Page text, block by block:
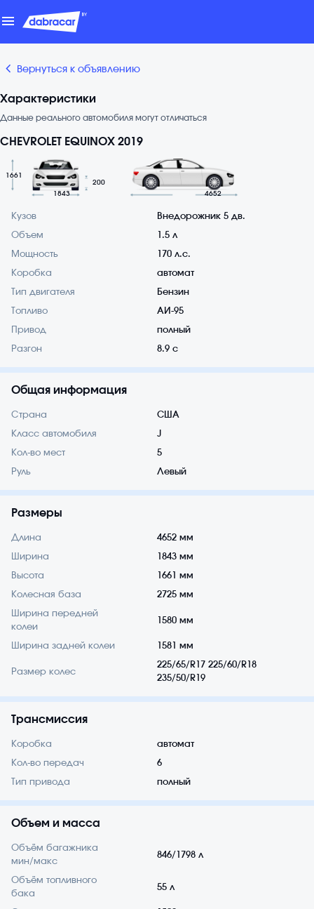
menu
chevron_backward Вернуться к объявлению
Характеристики
Данные реального автомобиля могут отличаться
CHEVROLET EQUINOX 2019
1843
1661
200
4652
Кузов Внедорожник 5 дв.
Объем 1.5 л
Мощность 170 л.с.
Коробка автомат
Тип двигателя Бензин
Топливо АИ-95
Привод полный
Разгон 8.9 с
Общая информация
Страна США
Класс автомобиля J
Кол-во мест 5
Руль Левый
Размеры
Длина 4652 мм
Ширина 1843 мм
Высота 1661 мм
Колесная база 2725 мм
Ширина передней
колеи
1580 мм
Ширина задней колеи 1581 мм
Размер колес
225/65/R17 225/60/R18
235/50/R19
Трансмиссия
Коробка автомат
Кол-во передач 6
Тип привода полный
Объем и масса
Объём багажника
мин/макс
846/1798 л
Объём топливного
бака
55 л